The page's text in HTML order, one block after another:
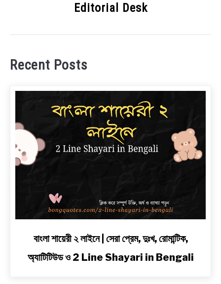
Editorial Desk
Recent Posts
বাংলা শায়েরী ২ লাইনে | সেরা প্রেম, দুঃখ, রোমান্টিক,
অ্যাটিটিউড ও 2 Line Shayari in Bengali